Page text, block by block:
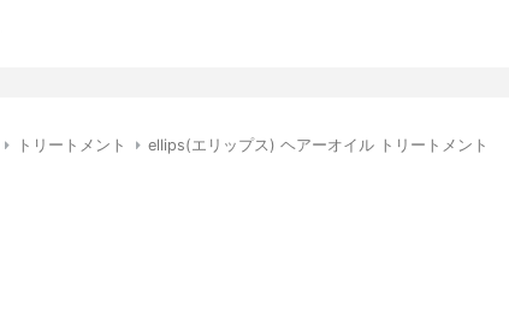
トリートメント ellips(エリップス) ヘアーオイル トリートメント